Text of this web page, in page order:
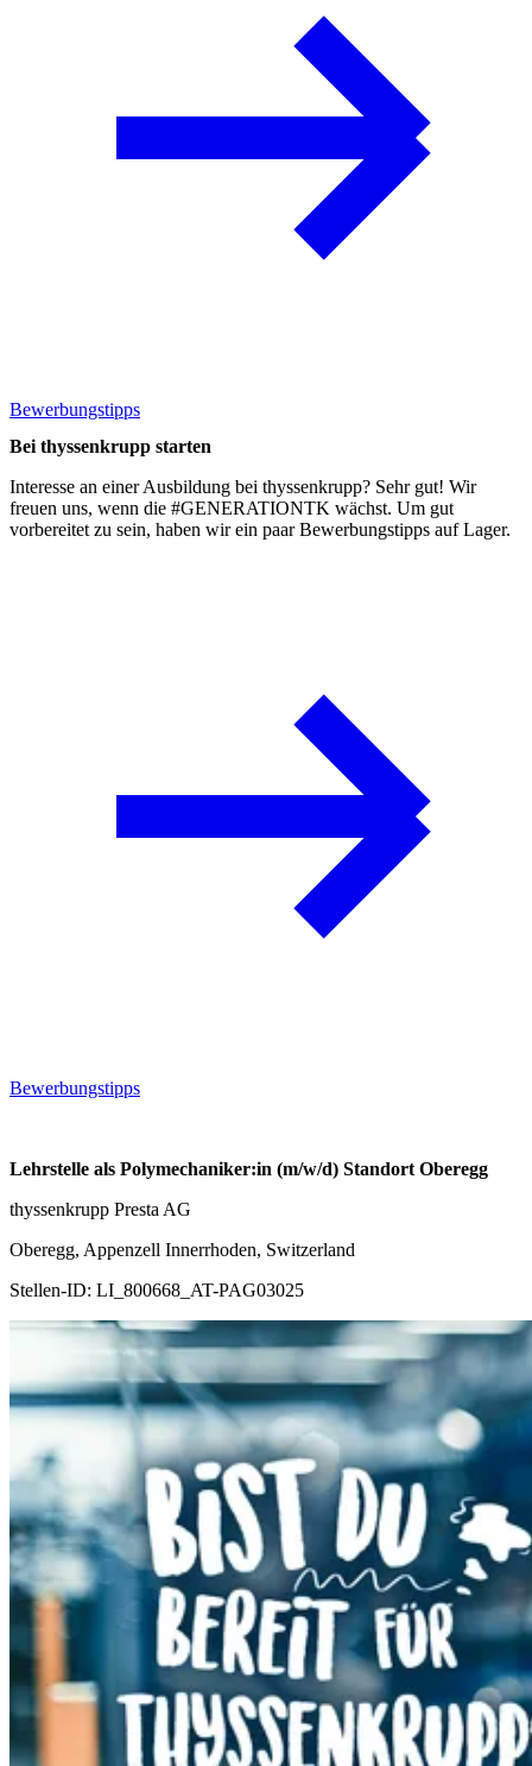
Bewerbungstipps
Bei thyssenkrupp starten
Interesse an einer Ausbildung bei thyssenkrupp? Sehr gut! Wir
freuen uns, wenn die #GENERATIONTK wächst. Um gut
vorbereitet zu sein, haben wir ein paar Bewerbungstipps auf Lager.
Bewerbungstipps
Lehrstelle als Polymechaniker:in (m/w/d) Standort Oberegg
thyssenkrupp Presta AG
Oberegg, Appenzell Innerrhoden, Switzerland
Stellen-ID: LI_800668_AT-PAG03025